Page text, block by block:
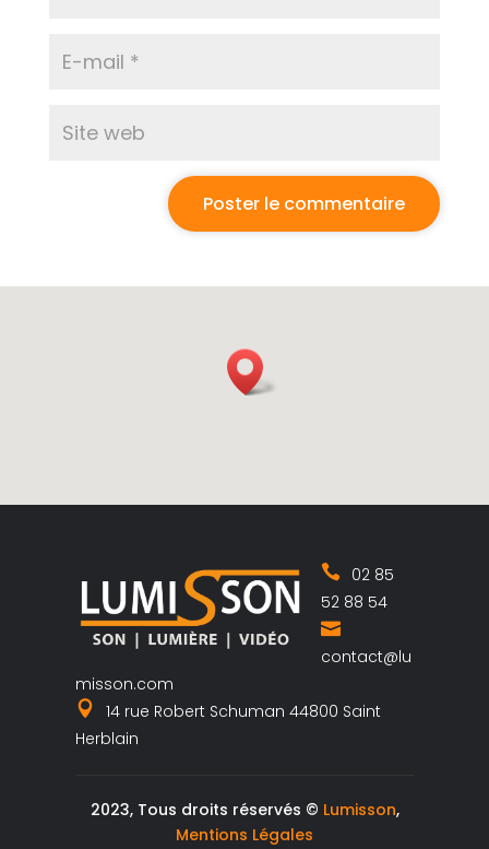
02 85
52 88 54
contact@lu
misson.com
14 rue Robert Schuman 44800 Saint
Herblain
2023, Tous droits réservés © Lumisson,
Mentions Légales